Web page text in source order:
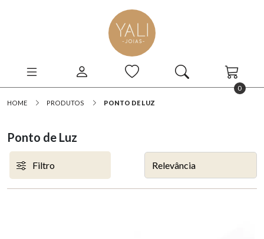
0
HOME PRODUTOS PONTO DE LUZ
Ponto de Luz
Filtro